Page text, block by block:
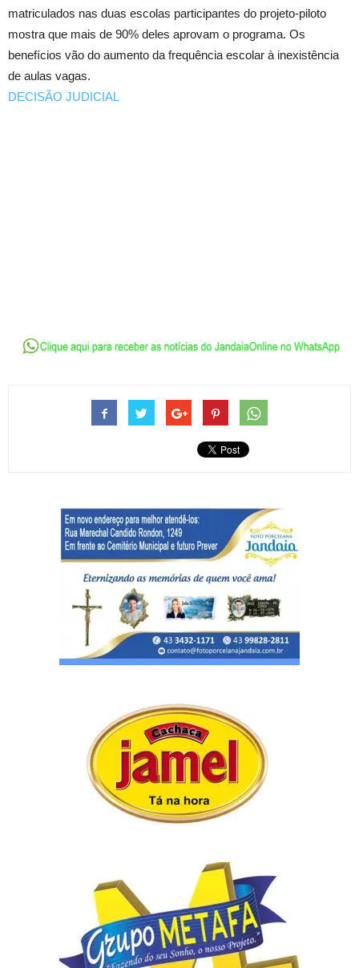
matriculados nas duas escolas participantes do projeto-piloto
mostra que mais de 90% deles aprovam o programa. Os
benefícios vão do aumento da frequência escolar à inexistência
de aulas vagas.
DECISÃO JUDICIAL